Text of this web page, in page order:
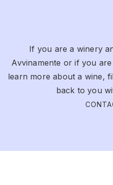
If you are a winery
Avvinamente or if you
learn more about a wine,
back to you